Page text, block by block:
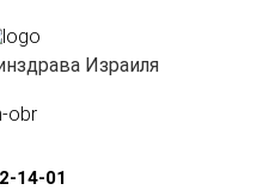
Израиля
14-01